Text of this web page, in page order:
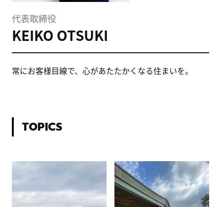
KEIKO OTSUKI
代表取締役
常にお客様目線で、心があたたかくなる住まいを。
TOPICS